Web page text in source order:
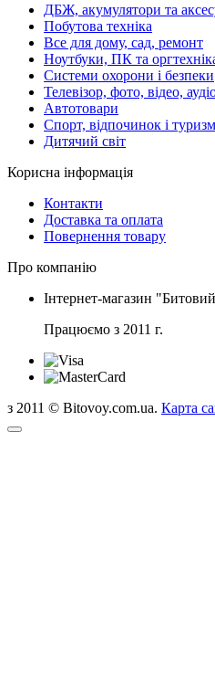
ДБЖ, акумулятори та
Побутова техніка
Все для дому, сад, ремонт
Ноутбуки, ПК та
Системи охорони і безпеки
Телевізор, фото, відео,
Автотовари
Спорт, відпочинок і туризм
Дитячий світ
Корисна інформація
Контакти
Доставка та оплата
Повернення товару
Про компанію
Інтернет-магазин
Працюємо з 2011 г.
з 2011 © Bitovoy.com.ua. Карта